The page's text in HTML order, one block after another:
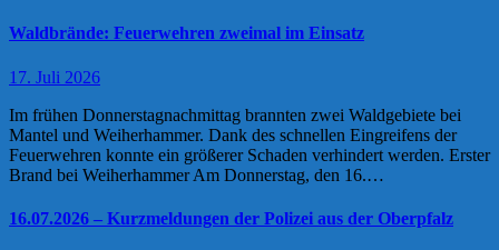
Waldbrände: Feuerwehren zweimal im Einsatz
17. Juli 2026
Im frühen Donnerstagnachmittag brannten zwei Waldgebiete bei
Mantel und Weiherhammer. Dank des schnellen Eingreifens der
Feuerwehren konnte ein größerer Schaden verhindert werden. Erster
Brand bei Weiherhammer Am Donnerstag, den 16.…
16.07.2026 – Kurzmeldungen der Polizei aus der Oberpfalz